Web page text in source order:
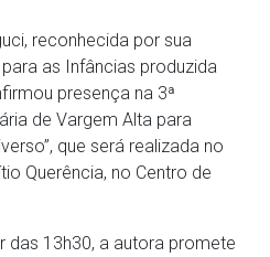
reconhecida por sua
as Infâncias produzida
presença na 3ª
de Vargem Alta para
que será realizada no
Querência, no Centro de
das 13h30, a autora promete